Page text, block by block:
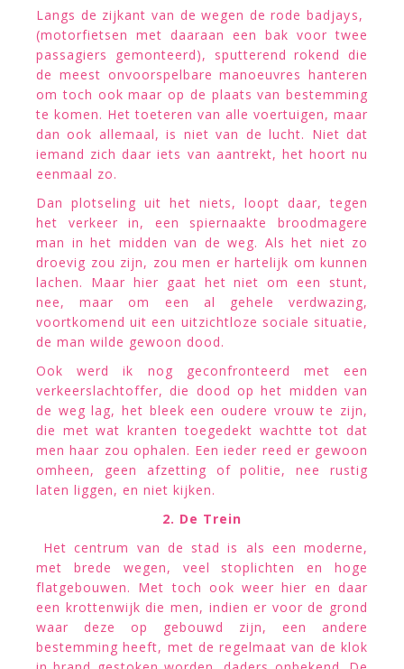
Langs de zijkant van de wegen de rode badjays,
(motorfietsen met daaraan een bak voor twee
passagiers gemonteerd), sputterend rokend die
de meest onvoorspelbare manoeuvres hanteren
om toch ook maar op de plaats van bestemming
te komen. Het toeteren van alle voertuigen, maar
dan ook allemaal, is niet van de lucht. Niet dat
iemand zich daar iets van aantrekt, het hoort nu
eenmaal zo.
Dan plotseling uit het niets, loopt daar, tegen
het verkeer in, een spiernaakte broodmagere
man in het midden van de weg. Als het niet zo
droevig zou zijn, zou men er hartelijk om kunnen
lachen. Maar hier gaat het niet om een stunt,
nee, maar om een al gehele verdwazing,
voortkomend uit een uitzichtloze sociale situatie,
de man wilde gewoon dood.
Ook werd ik nog geconfronteerd met een
verkeerslachtoffer, die dood op het midden van
de weg lag, het bleek een oudere vrouw te zijn,
die met wat kranten toegedekt wachtte tot dat
men haar zou ophalen. Een ieder reed er gewoon
omheen, geen afzetting of politie, nee rustig
laten liggen, en niet kijken.
2. De Trein
Het centrum van de stad is als een moderne,
met brede wegen, veel stoplichten en hoge
flatgebouwen. Met toch ook weer hier en daar
een krottenwijk die men, indien er voor de grond
waar deze op gebouwd zijn, een andere
bestemming heeft, met de regelmaat van de klok